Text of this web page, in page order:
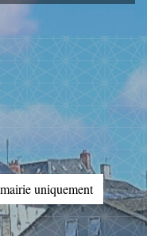
uniquement